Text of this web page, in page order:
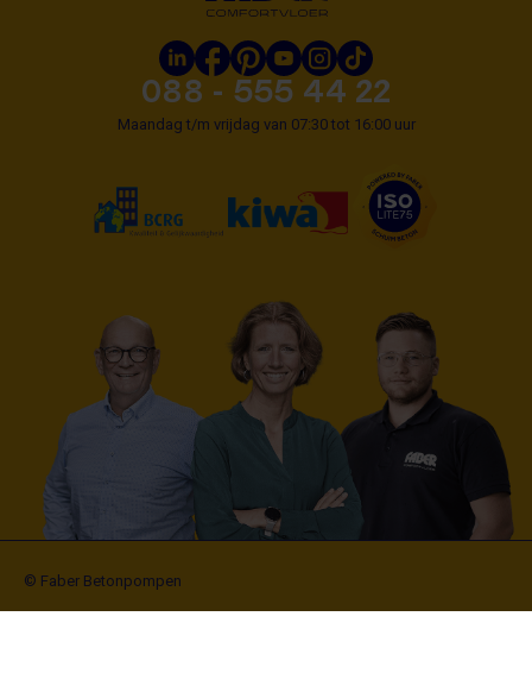
088 - 555 44 22
Maandag t/m vrijdag van 07:30 tot 16:00 uur
© Faber Betonpompen